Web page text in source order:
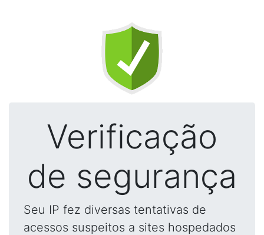
Verificação
de segurança
Seu IP fez diversas tentativas de
acessos suspeitos a sites hospedados